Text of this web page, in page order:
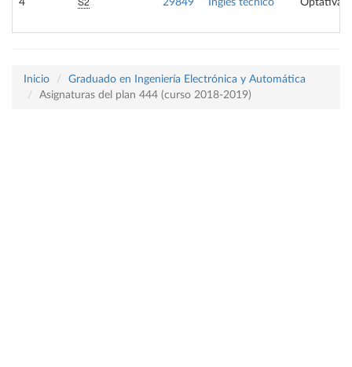
4 29849 Inglés técnico Optativa
Inicio
Graduado en Ingeniería Electrónica y Automática
Asignaturas del plan 444 (curso 2018-2019)